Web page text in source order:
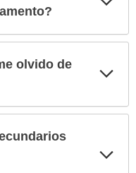
olvido de